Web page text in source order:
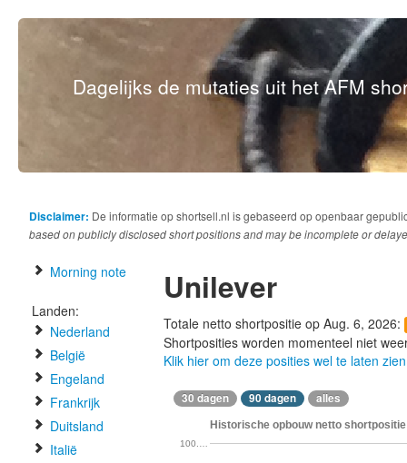
Dagelijks de mutaties uit het AFM
Disclaimer: De informatie op shortsell.nl is gebaseerd op openbaar
based on publicly disclosed short positions and may be incomplete or
Morning note
Landen:
Nederland
België
Engeland
Frankrijk
Duitsland
Italië
Unilever
Totale netto shortpositie op Aug. 6, 2026:
Shortposities worden momenteel niet
Klik hier om deze posities wel te laten zien
30 dagen 90 dagen alles
Historische opbouw netto
100.…